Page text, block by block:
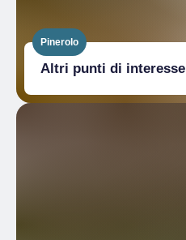
Pinerolo
Altri punti di interesse